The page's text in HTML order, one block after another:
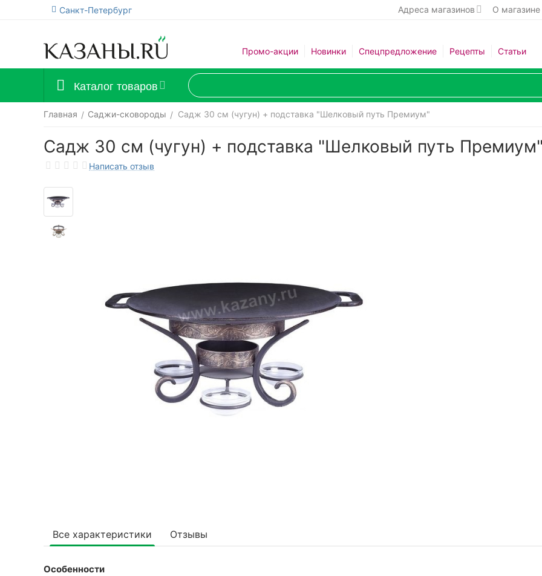
Санкт-Петербург Адреса магазинов О магазине
Промо-акции Новинки Спецпредложение Рецепты Статьи
Каталог товаров
Главная / Саджи-сковороды / Садж 30 см (чугун) + подставка "Шелковый путь Премиум"
Садж 30 см (чугун) + подставка "Шелковый путь
Написать отзыв
Все характеристики Отзывы
Особенности